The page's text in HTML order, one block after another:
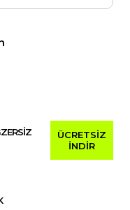
ÜCRETSİZ
İNDİR